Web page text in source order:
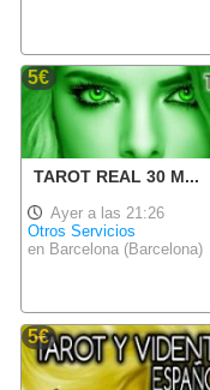
5€
TAROT REAL 30 M...
Ayer a las 21:26
Otros Servicios
en Barcelona (Barcelona)
5€